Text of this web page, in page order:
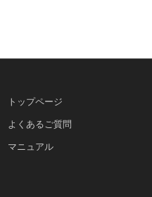
トップページ
よくあるご質問
マニュアル